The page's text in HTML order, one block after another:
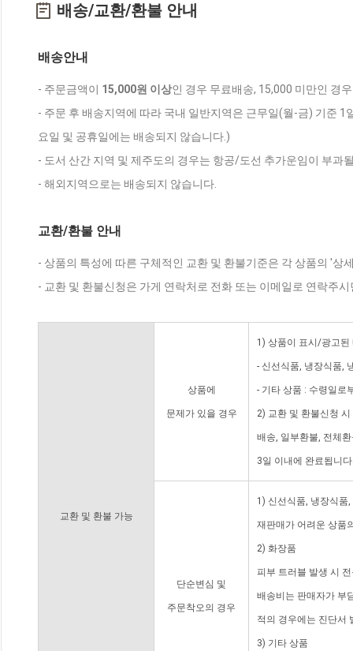
배송/교환/환불 안내
배송안내
- 주문금액이 15,000원 이상인 경우 무료배송, 15,000 미만인 경
- 주문 후 배송지역에 따라 국내 일반지역은 근무일(월-금) 기준
요일 및 공휴일에는 배송되지 않습니다.)
- 도서 산간 지역 및 제주도의 경우는 항공/도선 추가운임이 부과
- 해외지역으로는 배송되지 않습니다.
교환/환불 안내
- 상품의 특성에 따른 구체적인 교환 및 환불기준은 각 상품의 '상
- 교환 및 환불신청은 가게 연락처로 전화 또는 이메일로 연락주
교환 및 환불 가능
상품에
문제가 있을 경우
1) 상품이 표시/광고된
- 신선식품, 냉장식품,
- 기타 상품 : 수령일로
2) 교환 및 환불신청
배송, 일부환불, 전체
3일 이내에 완료됩니
단순변심 및
주문착오의 경우
1) 신선식품, 냉장식품
재판매가 어려운 상품
2) 화장품
피부 트러블 발생 시
배송비는 판매자가 부
적의 경우에는 진단서
3) 기타 상품